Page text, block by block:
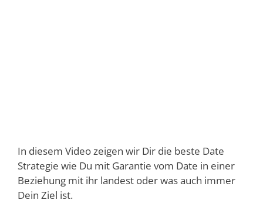
In diesem Video zeigen wir Dir die beste Date
Strategie wie Du mit Garantie vom Date in einer
Beziehung mit ihr landest oder was auch immer
Dein Ziel ist.